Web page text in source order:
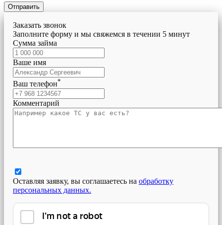
Отправить
Заказать звонок
Заполните форму и мы свяжемся в течении 5 минут
Сумма займа
Ваше имя
Ваш телефон*
Комментарий
Оставляя заявку, вы соглашаетесь на обработку
персональных данных.